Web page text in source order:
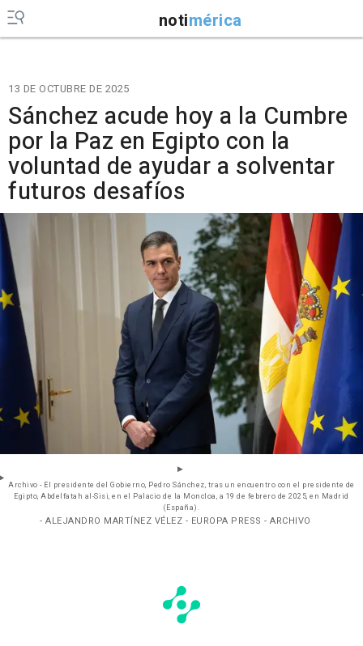
notimérica
13 DE OCTUBRE DE 2025
Sánchez acude hoy a la Cumbre
por la Paz en Egipto con la
voluntad de ayudar a solventar
futuros desafíos
Archivo - El presidente del Gobierno, Pedro Sánchez, tras un encuentro con el presidente de
Egipto, Abdelfatah al-Sisi, en el Palacio de la Moncloa, a 19 de febrero de 2025, en Madrid
(España).
- ALEJANDRO MARTÍNEZ VÉLEZ - EUROPA PRESS - ARCHIVO